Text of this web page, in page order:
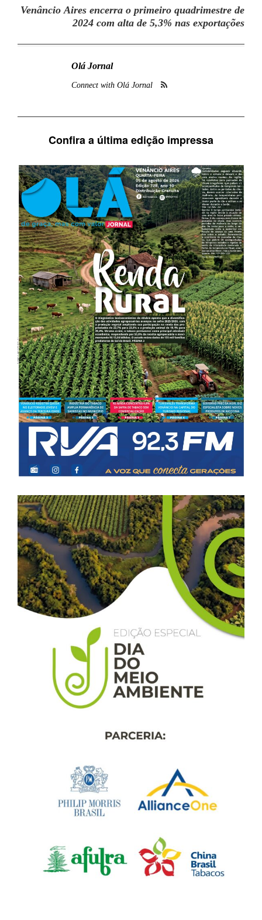
Venâncio Aires encerra o primeiro quadrimestre de
2024 com alta de 5,3% nas exportações
Olá Jornal
Connect with Olá Jornal
Confira a última edição impressa